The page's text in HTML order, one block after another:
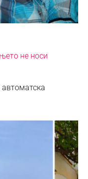
не носи
автоматска